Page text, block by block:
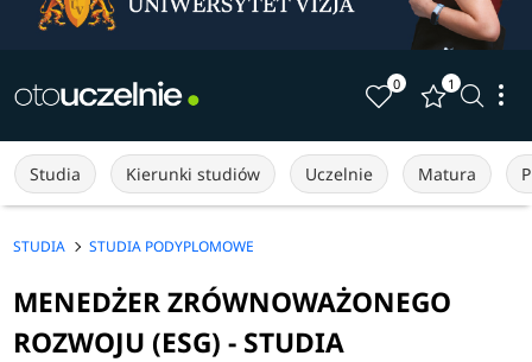
0 1
Studia Kierunki studiów Uczelnie Matura
STUDIA STUDIA PODYPLOMOWE
MENEDŻER ZRÓWNOWAŻONEGO
ROZWOJU (ESG) - STUDIA